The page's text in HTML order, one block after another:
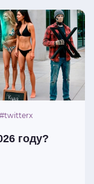
#twitterx
году?